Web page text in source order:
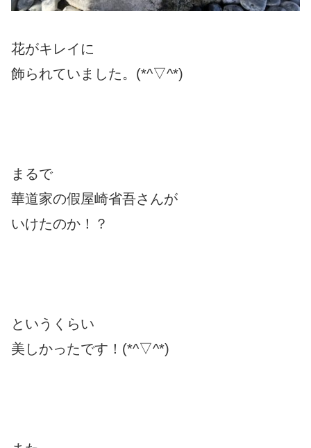
花がキレイに
飾られていました。(*^▽^*)
まるで
華道家の假屋崎省吾さんが
いけたのか！？
というくらい
美しかったです！(*^▽^*)